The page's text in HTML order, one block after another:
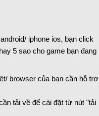
iphone ios, bạn click
5 sao cho game bạn đang
browser của bạn cần hỗ trợ
tải về để cài đặt từ nút "tải